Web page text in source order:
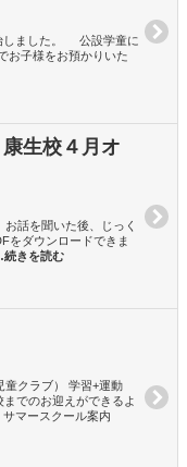
しました。 公設学童に
お子様をお預かりいた
生校４月オ
話を聞いた後、じっく
をダウンロードできま
きを読む
童クラブ） 学習+運動
でのお迎えができるよ
マースクール案内